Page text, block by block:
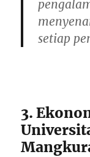
setiap
3.